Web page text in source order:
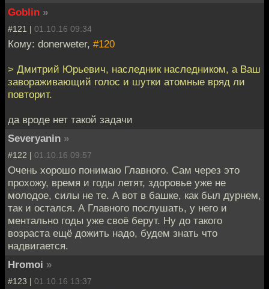
Goblin »
#121 | 01.10.16 09:34
Кому: donerweter, #120
> Дмитрий Юрьевич, наследник наследником, а Ваш
завораживающий голос и шутки атомные вряд ли
повторит.
да вроде нет такой задачи
Severyanin »
#122 | 01.10.16 09:57
Очень хорошо понимаю Главного. Сам через это
прохожу, время и годы летят, здоровье уже не
молодое, силы не те. А вот в башке, как был дурнем,
так и остался. А Главного послушать, у него и
ментально годы уже своё берут. Ну до такого
возраста ещё дожить надо, будем знать что
надвигается.
Hromoi »
#123 | 01.10.16 13:37